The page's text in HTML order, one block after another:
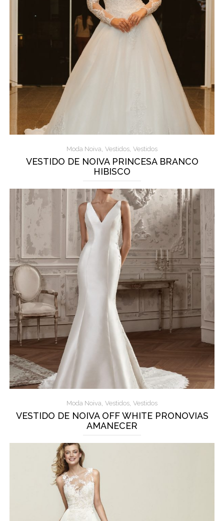
Moda Noiva, Vestidos, Vestidos
VESTIDO DE NOIVA PRINCESA BRANCO
HIBISCO
Moda Noiva, Vestidos, Vestidos
VESTIDO DE NOIVA OFF WHITE PRONOVIAS
AMANECER